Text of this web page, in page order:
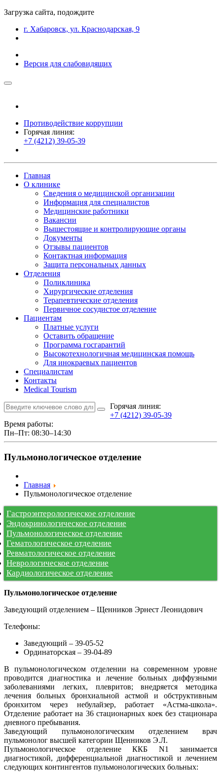
Загрузка сайта, подождите
г. Хабаровск, ул. Краснодарская, 9
Версия для слабовидящих
Противодействие коррупции
Горячая линия:
+7 (4212) 39-05-39
Главная
О клинике
Сведения о медицинской организации
Информация для специалистов
Медицинские работники
Вакансии
Вышестоящие и контролирующие органы
Документы
Отзывы пациентов
Контактная информация
Защита персональных данных
Отделения
Поликлиника
Хирургические отделения
Терапевтические отделения
Первичное сосудистое отделение
Пациентам
Платные услуги
Оставить обращение
Программа госгарантий
Высокотехнологичная медицинская помощь
Для инокраевых пациентов
Специалистам
Контакты
Medical Tourism
Горячая линия:
+7 (4212) 39-05-39
Время работы:
Пн–Пт: 08:30–14:30
Пульмонологическое отделение
Главная
Пульмонологическое отделение
Гастроэнтерологическое отделение
Эндокринологическое отделение
Пульмонологическое отделение
Гематологическое отделение
Ревматологическое отделение
Неврологическое отделение
Кардиологическое отделение
Пульмонологическое отделение
Заведующий отделением – Щенников Эрнест Леонидович
Телефоны:
Заведующий – 39-05-52
Ординаторская – 39-04-89
В пульмонологическом отделении на современном уровне
проводится диагностика и лечение больных диффузными
заболеваниями легких, плевритов; внедряется методика
лечения больных бронхиальной астмой и обструктивным
бронхитом через небулайзер, работает «Астма-школа».
Отделение работает на 36 стационарных коек без стационара
дневного пребывания.
Заведующий пульмонологическим отделением врач
пульмонолог высшей категории Щенников Э.Л.
Пульмонологическое отделение ККБ N1 занимается
диагностикой, дифференциальной диагностикой и лечением
следующих контингентов пульмонологических больных: